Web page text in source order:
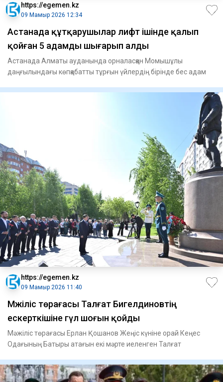
https://egemen.kz
09 Мамыр 2026 12:34
Астанада құтқарушылар лифт ішінде қалып
қойған 5 адамды шығарып алды
Астанада Алматы ауданында орналасқан Момышұлы
даңғылындағы көпқабатты тұрғын үйлердің бірінде бес адам
https://egemen.kz
09 Мамыр 2026 11:40
Мәжіліс төрағасы Талғат Бигелдиновтің
ескерткішіне гүл шоғын қойды
Мәжіліс төрағасы Ерлан Қошанов Жеңіс күніне орай Кеңес
Одағының Батыры атағын екі мәрте иеленген Талғат